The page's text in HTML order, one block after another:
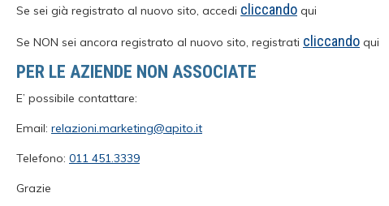
Se sei già registrato al nuovo sito, accedi cliccando qui
Se NON sei ancora registrato al nuovo sito, registrati cliccando qui
PER LE AZIENDE NON ASSOCIATE
E’ possibile contattare:
Email: relazioni.marketing@apito.it
Telefono: 011 451.3339
Grazie